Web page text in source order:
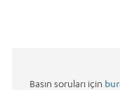
Basın soruları için